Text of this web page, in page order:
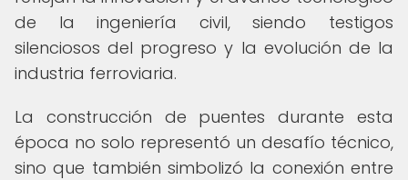
de la ingeniería civil, siendo testigos
silenciosos del progreso y la evolución de la
industria ferroviaria.
La construcción de puentes durante esta
época no solo representó un desafío técnico,
sino que también simbolizó la conexión entre